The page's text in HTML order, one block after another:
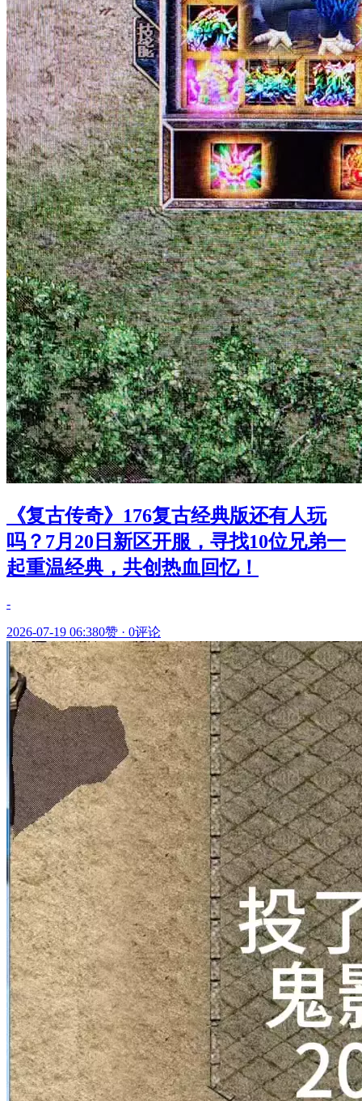
《复古传奇》176复古经典版还有人玩
吗？7月20日新区开服，寻找10位兄弟一
起重温经典，共创热血回忆！
-
2026-07-19 06:380赞 · 0评论